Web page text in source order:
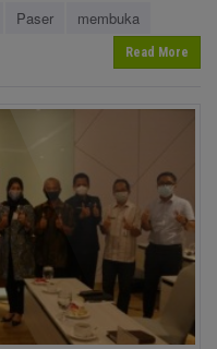
Paser
membuka
Read More